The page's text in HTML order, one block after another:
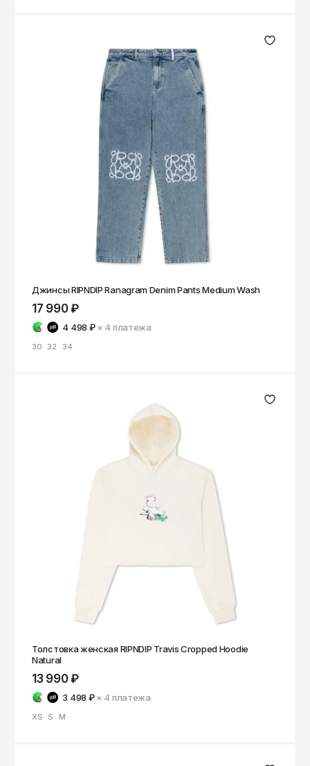
Джинсы RIPNDIP Ranagram Denim Pants Medium Wash
17 990 ₽
4 498 ₽ × 4платежа
30 32 34
Толстовка женская RIPNDIP Travis Cropped Hoodie
Natural
13 990 ₽
3 498 ₽ × 4платежа
XS S M